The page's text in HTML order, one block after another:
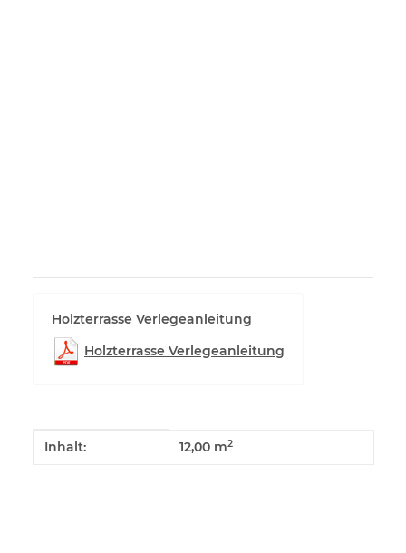
Holzterrasse Verlegeanleitung
Holzterrasse Verlegeanleitung
Produkteigenschaft
Wert
Inhalt: 12,00 m2